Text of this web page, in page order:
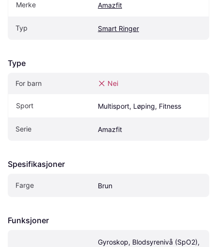
Merke Amazfit
Typ Smart Ringer
Type
For barn Nei
Sport Multisport, Løping, Fitness
Serie Amazfit
Spesifikasjoner
Farge Brun
Funksjoner
Gyroskop, Blodsyrenivå (SpO2),